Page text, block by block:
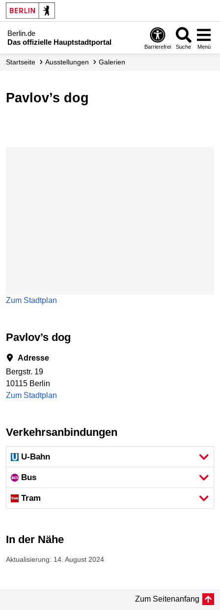
Berlin.de
Das offizielle Hauptstadtportal
Barrierefrei Suche Menü
Startseite Ausstellungen Galerien
Pavlov’s dog
Zum Stadtplan
Pavlov’s dog
Adresse
Bergstr. 19
10115 Berlin
Zum Stadtplan
Verkehrsanbindungen
U-Bahn
Bus
Tram
In der Nähe
Aktualisierung: 14. August 2024
Zum Seitenanfang